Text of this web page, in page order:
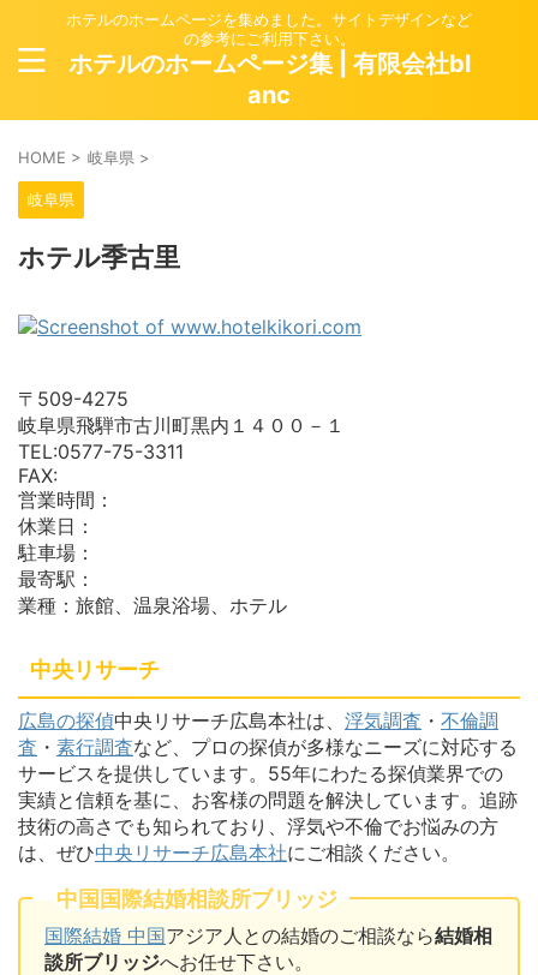
ホテルのホームページを集めました。サイトデザインなど
の参考にご利用下さい。
ホテルのホームページ集 | 有限会社bl
anc
HOME > 岐阜県 >
岐阜県
ホテル季古里
〒509-4275
岐阜県飛騨市古川町黒内１４００－１
TEL:0577-75-3311
FAX:
営業時間：
休業日：
駐車場：
最寄駅：
業種：旅館、温泉浴場、ホテル
中央リサーチ
広島の探偵中央リサーチ広島本社は、 浮気調査 ・ 不倫調
査 ・ 素行調査など、プロの探偵が多様なニーズに対応する
サービスを提供しています。55年にわたる探偵業界での
実績と信頼を基に、お客様の問題を解決しています。追跡
技術の高さでも知られており、浮気や不倫でお悩みの方
は、ぜひ中央リサーチ広島本社にご相談ください。
中国国際結婚相談所ブリッジ
国際結婚 中国アジア人との結婚のご相談なら結婚相
談所ブリッジへお任せ下さい。